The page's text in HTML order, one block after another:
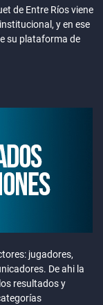
de Entre Ríos viene
y en ese
su plataforma de
jugadores,
De ahi la
resultados y